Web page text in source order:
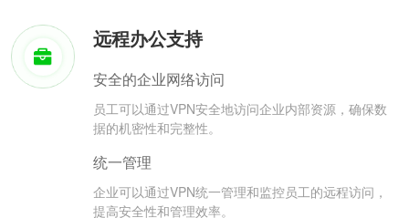
远程办公支持
安全的企业网络访问
员工可以通过VPN安全地访问企业内部资源，确保数
据的机密性和完整性。
统一管理
企业可以通过VPN统一管理和监控员工的远程访问，
提高安全性和管理效率。